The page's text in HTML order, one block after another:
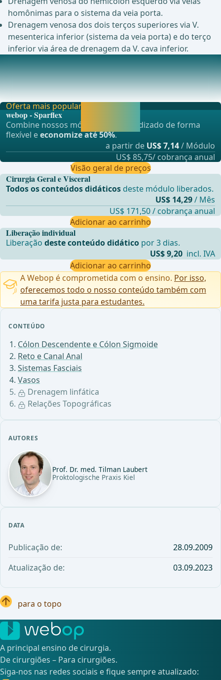
CONTEÚDO
Cólon Descendente e Cólon Sigmoide
Reto e Canal Anal
Sistemas Fasciais
Vasos
Drenagem linfática
Relações Topográficas
AUTORES
Prof. Dr. med. Tilman Laubert
Proktologische Praxis Kiel
DATA
Publicação de:
28.09.2009
Atualização de:
03.09.2023
homônimas para o sistema da veia porta.
Drenagem venosa dos dois terços superiores via V.
mesenterica inferior (sistema da veia porta) e do terço
inferior via área de drenagem da V. cava inferior.
Drenagem linfática
Para todos os segmentos retais ao longo do curso da
art&#xE9;ria retal superior e da art&#xE9;ria m
Liberação individual
Liberaçãodeste conteúdo didático por 3 dias.
US$ 9,20 incl. IVA
Adicionar ao carrinho
Oferta mais popular
webop - Sparflex
Combine nossos módulos de aprendizado de forma
flexível eeconomize até 50%.
a partir de US$ 7,14/ Módulo
US$ 85,75/ cobrança anual
Visão geral de preços
Cirurgia Geral e Visceral
Todos os conteúdos didáticos deste módulo liberados.
US$ 14,29/ Mês
US$ 171,50 / cobrança anual
Adicionar ao carrinho
A Webop é comprometida com o ensino. Por isso,
oferecemos todo o nosso conteúdo também com
uma tarifa justa para estudantes.
para o topo
A principal ensino de cirurgia.
De cirurgiões – Para cirurgiões.
Siga-nos nas redes sociais e fique sempre atualizado: